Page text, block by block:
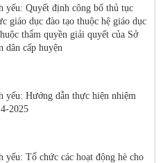
yếu: Quyết định công bố thủ tục
giáo dục đào tạo thuộc hệ giáo dục
thẩm quyền giải quyết của Sở
dân cấp huyện
yếu: Hướng dẫn thực hiện nhiệm
2025
Tổ chức các hoạt động hè cho